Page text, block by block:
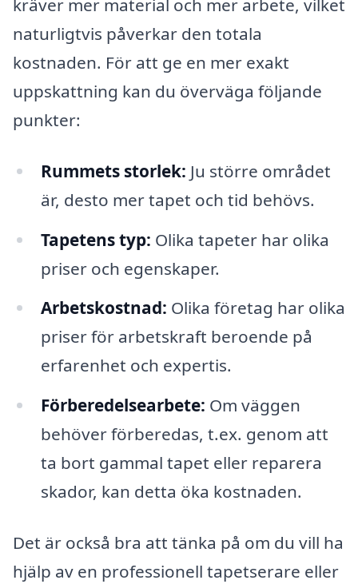
kräver mer material och mer arbete, vilket
naturligtvis påverkar den totala
kostnaden. För att ge en mer exakt
uppskattning kan du överväga följande
punkter:
Rummets storlek: Ju större området
är, desto mer tapet och tid behövs.
Tapetens typ: Olika tapeter har olika
priser och egenskaper.
Arbetskostnad: Olika företag har olika
priser för arbetskraft beroende på
erfarenhet och expertis.
Förberedelsearbete: Om väggen
behöver förberedas, t.ex. genom att
ta bort gammal tapet eller reparera
skador, kan detta öka kostnaden.
Det är också bra att tänka på om du vill ha
hjälp av en professionell tapetserare eller